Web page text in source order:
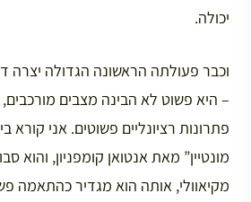
יכולה.
וכבר פעולתה הראשונה הגדולה יצרה
– היא פשוט לא הבינה מצבים
פתרונות רציונליים פשוטים. אני קורא
מונטיין” מאת אנטואן קומפניון, והוא
מקיאוולי, אותה הוא מגדיר כהתאמה